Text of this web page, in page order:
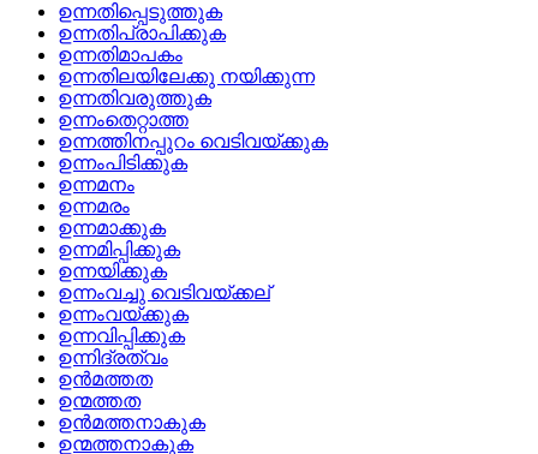
ഉന്നതിപ്പെടുത്തുക
ഉന്നതിപ്രാപിക്കുക
ഉന്നതിമാപകം
ഉന്നതിലയിലേക്കു നയിക്കുന്ന
ഉന്നതിവരുത്തുക
ഉന്നംതെറ്റാത്ത
ഉന്നത്തിനപ്പുറം വെടിവയ്‌ക്കുക
ഉന്നംപിടിക്കുക
ഉന്നമനം
ഉന്നമരം
ഉന്നമാക്കുക
ഉന്നമിപ്പിക്കുക
ഉന്നയിക്കുക
ഉന്നംവച്ചു വെടിവയ്‌ക്കല്
ഉന്നംവയ്‌ക്കുക
ഉന്നവിപ്പിക്കുക
ഉന്നിദ്രത്വം
ഉന്‍മത്തത
ഉന്മത്തത
ഉന്‍മത്തനാകുക
ഉന്മത്തനാകുക